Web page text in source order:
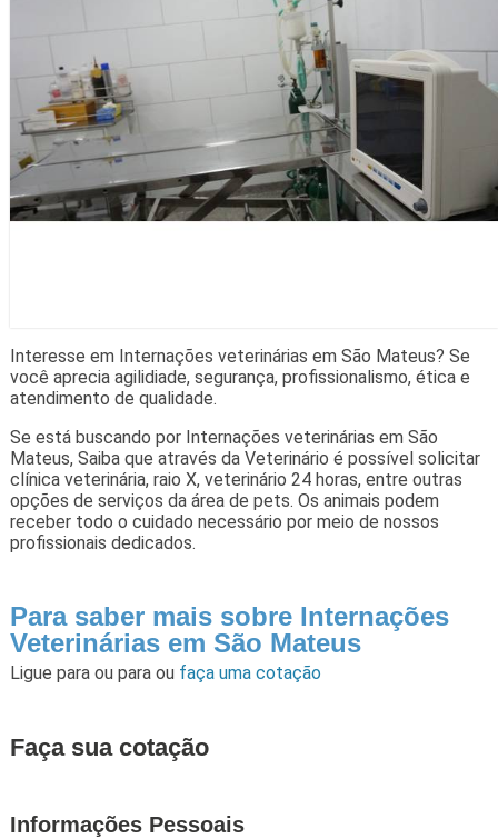
Interesse em Internações veterinárias em São Mateus? Se
você aprecia agilidiade, segurança, profissionalismo, ética e
atendimento de qualidade.
Se está buscando por Internações veterinárias em São
Mateus, Saiba que através da Veterinário é possível solicitar
clínica veterinária, raio X, veterinário 24 horas, entre outras
opções de serviços da área de pets. Os animais podem
receber todo o cuidado necessário por meio de nossos
profissionais dedicados.
Para saber mais sobre Internações
Veterinárias em São Mateus
Ligue para ou para ou faça uma cotação
Faça sua cotação
Informações Pessoais